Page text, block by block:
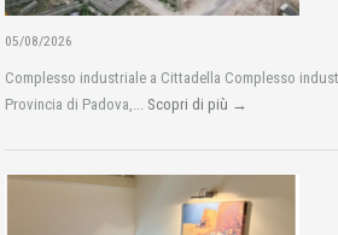
05/08/2026
Complesso industriale a Cittadella Complesso
Provincia di Padova,... Scopri di più →